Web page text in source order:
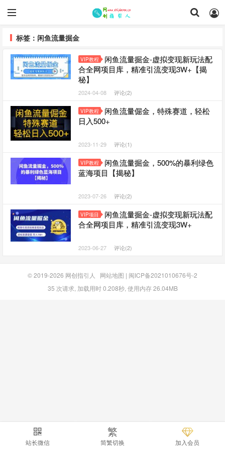
标签：闲鱼流量掘金
VIP教程
闲鱼流量掘金-虚拟变现新玩法配
合全网项目库，精准引流变现3W+【揭
秘】
2024-04-08 评论(2)
VIP教程
闲鱼流量倔金，特殊赛道，轻松
日入500+
2023-11-29 评论(1)
VIP教程
闲鱼流量掘金，500%的暴利绿色
蓝海项目【揭秘】
2023-07-26 评论(2)
VIP项目
闲鱼流量掘金-虚拟变现新玩法配
合全网项目库，精准引流变现3W+
2023-06-27 评论(2)
© 2019-2026 网创指引人 网站地图 | 闽ICP备2021010676号-2
35 次请求, 加载用时 0.208秒, 使用内存 26.04MB
站长微信
繁
简繁切换 加入会员